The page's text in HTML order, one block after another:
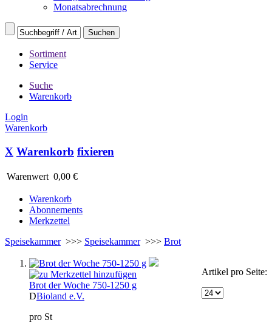
Monatsabrechnung
Sortiment
Service
Suche
Warenkorb
Login
Warenkorb
X Warenkorb fixieren
Warenwert 0,00 €
Warenkorb
Abonnements
Merkzettel
Speisekammer >>> Speisekammer >>> Brot
Artikel pro Seite:
Brot der Woche 750-1250 g
DBioland e.V.
pro St